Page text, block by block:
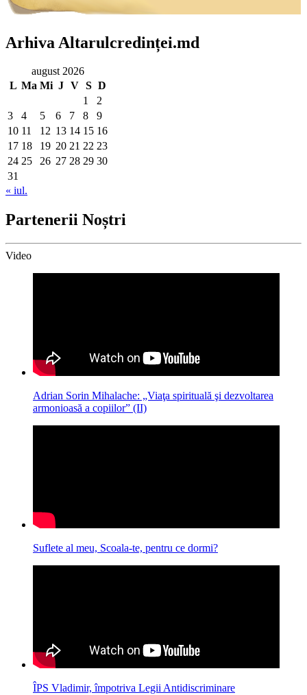
Arhiva Altarulcredinței.md
august 2026
L Ma Mi J V S D
1
2
3
4 5 6 7 8
9
10 11 12 13 14 15 16
17 18 19 20 21 22 23
24 25 26 27 28 29 30
31
« iul.
Partenerii Noștri
Video
Adrian Sorin Mihalache: „Viaţa spirituală şi dezvoltarea
armonioasă a copiilor” (II)
Suflete al meu, Scoala-te, pentru ce dormi?
ÎPS Vladimir, împotriva Legii Antidiscriminare